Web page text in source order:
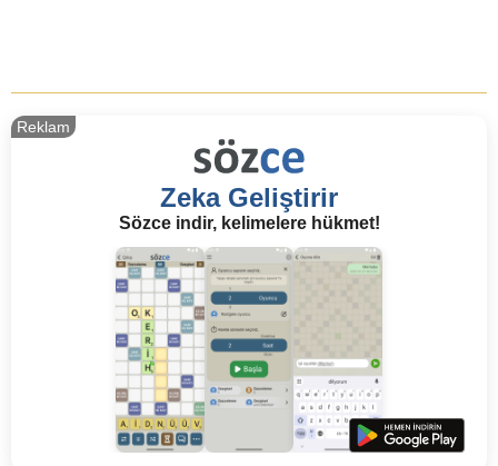
Zeka Geliştirir
Sözce indir, kelimelere hükmet!
Reklam